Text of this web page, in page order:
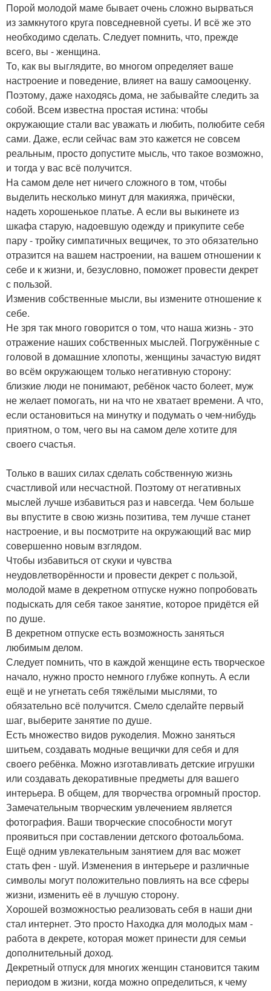
Порой молодой маме бывает очень сложно вырваться
из замкнутого круга повседневной суеты. И всё же это
необходимо сделать. Следует помнить, что, прежде
всего, вы - женщина.
То, как вы выглядите, во многом определяет ваше
настроение и поведение, влияет на вашу самооценку.
Поэтому, даже находясь дома, не забывайте следить за
собой. Всем известна простая истина: чтобы
окружающие стали вас уважать и любить, полюбите себя
сами. Даже, если сейчас вам это кажется не совсем
реальным, просто допустите мысль, что такое возможно,
и тогда у вас всё получится.
На самом деле нет ничего сложного в том, чтобы
выделить несколько минут для макияжа, причёски,
надеть хорошенькое платье. А если вы выкинете из
шкафа старую, надоевшую одежду и прикупите себе
пару - тройку симпатичных вещичек, то это обязательно
отразится на вашем настроении, на вашем отношении к
себе и к жизни, и, безусловно, поможет провести декрет
с пользой.
Изменив собственные мысли, вы измените отношение к
себе.
Не зря так много говорится о том, что наша жизнь - это
отражение наших собственных мыслей. Погружённые с
головой в домашние хлопоты, женщины зачастую видят
во всём окружающем только негативную сторону:
близкие люди не понимают, ребёнок часто болеет, муж
не желает помогать, ни на что не хватает времени. А что,
если остановиться на минутку и подумать о чем-нибудь
приятном, о том, чего вы на самом деле хотите для
своего счастья.
Только в ваших силах сделать собственную жизнь
счастливой или несчастной. Поэтому от негативных
мыслей лучше избавиться раз и навсегда. Чем больше
вы впустите в свою жизнь позитива, тем лучше станет
настроение, и вы посмотрите на окружающий вас мир
совершенно новым взглядом.
Чтобы избавиться от скуки и чувства
неудовлетворённости и провести декрет с пользой,
молодой маме в декретном отпуске нужно попробовать
подыскать для себя такое занятие, которое придётся ей
по душе.
В декретном отпуске есть возможность заняться
любимым делом.
Следует помнить, что в каждой женщине есть творческое
начало, нужно просто немного глубже копнуть. А если
ещё и не угнетать себя тяжёлыми мыслями, то
обязательно всё получится. Смело сделайте первый
шаг, выберите занятие по душе.
Есть множество видов рукоделия. Можно заняться
шитьем, создавать модные вещички для себя и для
своего ребёнка. Можно изготавливать детские игрушки
или создавать декоративные предметы для вашего
интерьера. В общем, для творчества огромный простор.
Замечательным творческим увлечением является
фотография. Ваши творческие способности могут
проявиться при составлении детского фотоальбома.
Ещё одним увлекательным занятием для вас может
стать фен - шуй. Изменения в интерьере и различные
символы могут положительно повлиять на все сферы
жизни, изменить её в лучшую сторону.
Хорошей возможностью реализовать себя в наши дни
стал интернет. Это просто Находка для молодых мам -
работа в декрете, которая может принести для семьи
дополнительный доход.
Декретный отпуск для многих женщин становится таким
периодом в жизни, когда можно определиться, к чему